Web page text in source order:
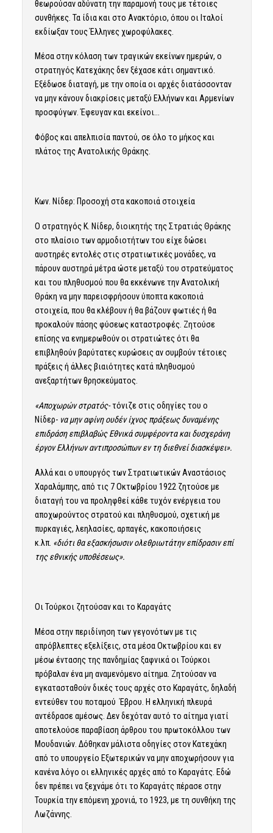
θεωρούσαν αδύνατη την παραμονή τους με τέτοιες
συνθήκες. Τα ίδια και στο Ανακτόριο, όπου οι Ιταλοί
εκδίωξαν τους Έλληνες χωροφύλακες.
Μέσα στην κόλαση των τραγικών εκείνων ημερών, ο
στρατηγός Κατεχάκης δεν ξέχασε κάτι σημαντικό.
Εξέδωσε διαταγή, με την οποία οι αρχές διατάσσονταν
να μην κάνουν διακρίσεις μεταξύ Ελλήνων και Αρμενίων
προσφύγων. Έφευγαν και εκείνοι…
Φόβος και απελπισία παντού, σε όλο το μήκος και
πλάτος της Ανατολικής Θράκης.
Κων. Νίδερ: Προσοχή στα κακοποιά στοιχεία
Ο στρατηγός Κ. Νίδερ, διοικητής της Στρατιάς Θράκης
στο πλαίσιο των αρμοδιοτήτων του είχε δώσει
αυστηρές εντολές στις στρατιωτικές μονάδες, να
πάρουν αυστηρά μέτρα ώστε μεταξύ του στρατεύματος
και του πληθυσμού που θα εκκένωνε την Ανατολική
Θράκη να μην παρεισφρήσουν ύποπτα κακοποιά
στοιχεία, που θα κλέβουν ή θα βάζουν φωτιές ή θα
προκαλούν πάσης φύσεως καταστροφές. Ζητούσε
επίσης να ενημερωθούν οι στρατιώτες ότι θα
επιβληθούν βαρύτατες κυρώσεις αν συμβούν τέτοιες
πράξεις ή άλλες βιαιότητες κατά πληθυσμού
ανεξαρτήτων θρησκεύματος.
«Αποχωρών στρατός-τόνιζε στις οδηγίες του ο
Νίδερ-να μην αφίνη ουδέν ίχνος πράξεως δυναμένης
επιδράση επιβλαβώς Εθνικά συμφέροντα και δυσχεράνη
έργον Ελλήνων αντιπροσώπων εν τη διεθνεί διασκέψει».
Αλλά και ο υπουργός των Στρατιωτικών Αναστάσιος
Χαραλάμπης, από τις 7 Οκτωβρίου 1922 ζητούσε με
διαταγή του να προληφθεί κάθε τυχόν ενέργεια του
αποχωρούντος στρατού και πληθυσμού, σχετική με
πυρκαγιές, λεηλασίες, αρπαγές, κακοποιήσεις
κ.λπ. «διότι θα εξασκήσωσιν ολεθριωτάτην επίδρασιν επί
της εθνικής υποθέσεως».
Οι Τούρκοι ζητούσαν και το Καραγάτς
Μέσα στην περιδίνηση των γεγονότων με τις
απρόβλεπτες εξελίξεις, στα μέσα Οκτωβρίου και εν
μέσω έντασης της πανδημίας ξαφνικά οι Τούρκοι
πρόβαλαν ένα μη αναμενόμενο αίτημα. Ζητούσαν να
εγκατασταθούν δικές τους αρχές στο Καραγάτς, δηλαδή
εντεύθεν του ποταμού Έβρου. Η ελληνική πλευρά
αντέδρασε αμέσως. Δεν δεχόταν αυτό το αίτημα γιατί
αποτελούσε παραβίαση άρθρου του πρωτοκόλλου των
Μουδανιών. Δόθηκαν μάλιστα οδηγίες στον Κατεχάκη
από το υπουργείο Εξωτερικών να μην αποχωρήσουν για
κανένα λόγο οι ελληνικές αρχές από το Καραγάτς. Εδώ
δεν πρέπει να ξεχνάμε ότι το Καραγάτς πέρασε στην
Τουρκία την επόμενη χρονιά, το 1923, με τη συνθήκη της
Λωζάννης.